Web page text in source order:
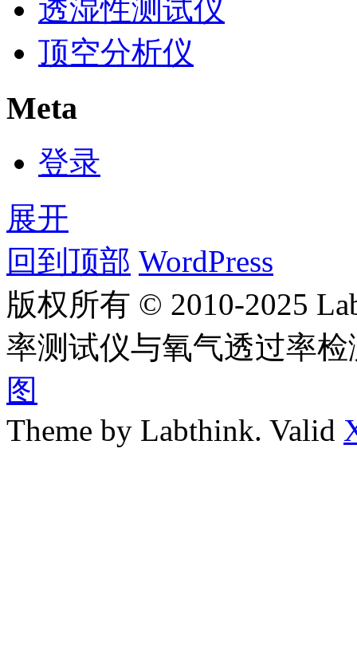
透湿性测试仪
顶空分析仪
Meta
登录
展开
回到顶部 WordPress
版权所有 © 2010-2025
率测试仪与氧气透过率
图
Theme by Labthink. Valid